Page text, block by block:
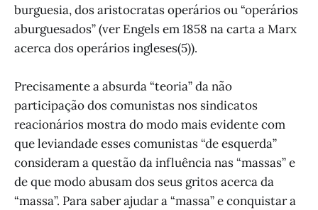
burguesia, dos aristocratas operários ou “operários
aburguesados” (ver Engels em 1858 na carta a Marx
acerca dos operários ingleses(5)).
Precisamente a absurda “teoria” da não
participação dos comunistas nos sindicatos
reacionários mostra do modo mais evidente com
que leviandade esses comunistas “de esquerda”
consideram a questão da influência nas “massas” e
de que modo abusam dos seus gritos acerca da
“massa”. Para saber ajudar a “massa” e conquistar a